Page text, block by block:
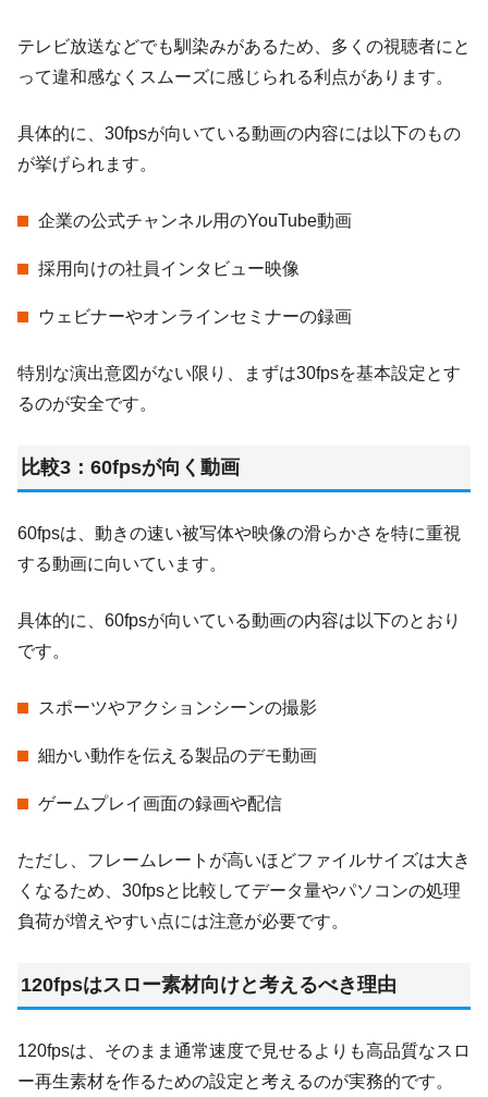
テレビ放送などでも馴染みがあるため、多くの視聴者にと
って違和感なくスムーズに感じられる利点があります。
具体的に、30fpsが向いている動画の内容には以下のもの
が挙げられます。
企業の公式チャンネル用のYouTube動画
採用向けの社員インタビュー映像
ウェビナーやオンラインセミナーの録画
特別な演出意図がない限り、まずは30fpsを基本設定とす
るのが安全です。
比較3：60fpsが向く動画
60fpsは、動きの速い被写体や映像の滑らかさを特に重視
する動画に向いています。
具体的に、60fpsが向いている動画の内容は以下のとおり
です。
スポーツやアクションシーンの撮影
細かい動作を伝える製品のデモ動画
ゲームプレイ画面の録画や配信
ただし、フレームレートが高いほどファイルサイズは大き
くなるため、30fpsと比較してデータ量やパソコンの処理
負荷が増えやすい点には注意が必要です。
120fpsはスロー素材向けと考えるべき理由
120fpsは、そのまま通常速度で見せるよりも高品質なスロ
ー再生素材を作るための設定と考えるのが実務的です。